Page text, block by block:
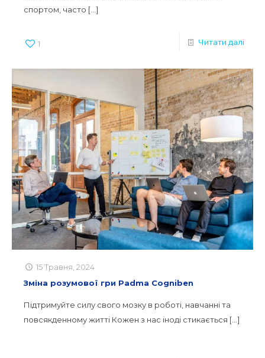
спортом, часто […]
1 Читати далі
15 Травня, 2024
Зміна розумової гри Padma Cogniben
Підтримуйте силу свого мозку в роботі, навчанні та
повсякденному житті Кожен з нас іноді стикається […]